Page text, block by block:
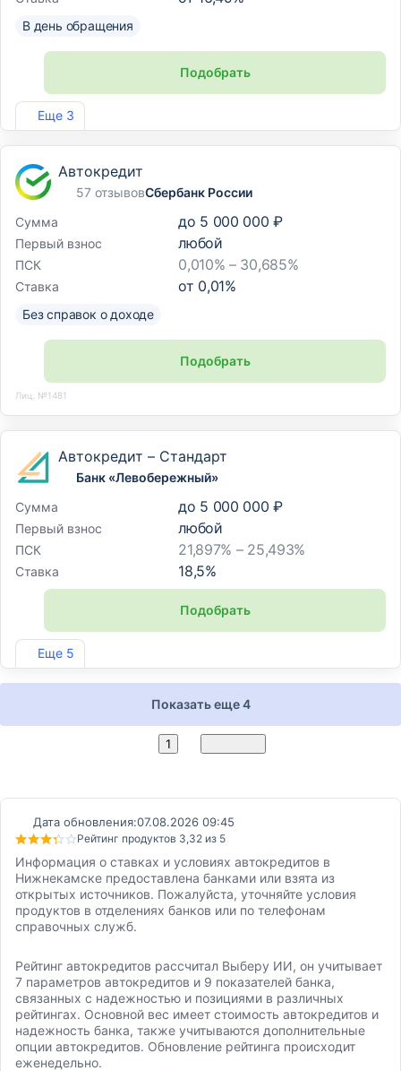
Еще 3
В день обращения
Подобрать
Лиц. №1810
Автокредит
57 отзывовСбербанк России
Сумма
до 5 000 000 ₽
Первый взнос любой
ПСК 0,010% – 30,685%
Ставка от 0,01%
Без справок о доходе
Подобрать
Лиц. №1481
Еще 5
Автокредит – Стандарт
Банк «Левобережный»
Сумма
до 5 000 000 ₽
Первый взнос любой
ПСК 21,897% – 25,493%
Ставка 18,5%
Подобрать
Лиц. №1343
Показать еще 4
1
Дата обновления:07.08.2026 09:45
Рейтинг продуктов 3,32 из 5
Информация о ставках и условиях автокредитов в
Нижнекамске предоставлена банками или взята из
открытых источников. Пожалуйста, уточняйте условия
продуктов в отделениях банков или по телефонам
справочных служб.
Рейтинг автокредитов рассчитал Выберу ИИ, он учитывает
7 параметров автокредитов и 9 показателей банка,
связанных с надежностью и позициями в различных
рейтингах. Основной вес имеет стоимость автокредитов и
надежность банка, также учитываются дополнительные
опции автокредитов. Обновление рейтинга происходит
еженедельно.